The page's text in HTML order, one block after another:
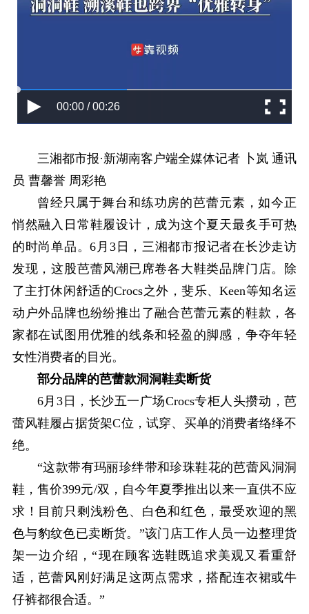
00:00 / 00:26
三湘都市报·新湖南客户端全媒体记者 卜岚 通讯
员 曹馨誉 周彩艳
曾经只属于舞台和练功房的芭蕾元素，如今正
悄然融入日常鞋履设计，成为这个夏天最炙手可热
的时尚单品。6月3日，三湘都市报记者在长沙走访
发现，这股芭蕾风潮已席卷各大鞋类品牌门店。除
了主打休闲舒适的Crocs之外，斐乐、Keen等知名运
动户外品牌也纷纷推出了融合芭蕾元素的鞋款，各
家都在试图用优雅的线条和轻盈的脚感，争夺年轻
女性消费者的目光。
部分品牌的芭蕾款洞洞鞋卖断货
6月3日，长沙五一广场Crocs专柜人头攒动，芭
蕾风鞋履占据货架C位，试穿、买单的消费者络绎不
绝。
“这款带有玛丽珍绊带和珍珠鞋花的芭蕾风洞洞
鞋，售价399元/双，自今年夏季推出以来一直供不应
求！目前只剩浅粉色、白色和红色，最受欢迎的黑
色与豹纹色已卖断货。”该门店工作人员一边整理货
架一边介绍，“现在顾客选鞋既追求美观又看重舒
适，芭蕾风刚好满足这两点需求，搭配连衣裙或牛
仔裤都很合适。”